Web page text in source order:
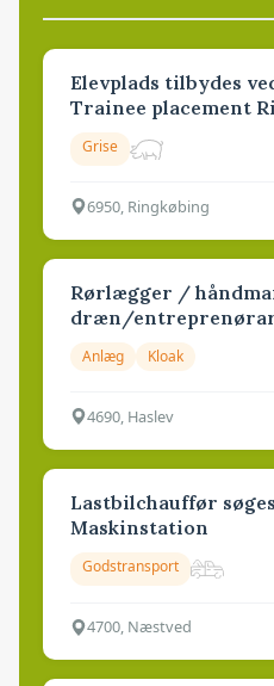
Elevplads tilbydes
Trainee placement
Grise
6950, Ringkøbing
Rørlægger /
dræn/
Anlæg Kloak
4690, Haslev
Lastbilchauffør
Maskinstation
Godstransport
4700, Næstved